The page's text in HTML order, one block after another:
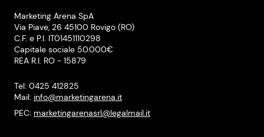
Marketing Arena SpA
Via Piave, 26 45100 Rovigo (RO)
C.F. e P.I. IT01451110298
Capitale sociale 50.000€
REA R.I. RO - 15879
Tel: 0425 412825
Mail: info@marketingarena.it
PEC: marketingarenasrl@legalmail.it